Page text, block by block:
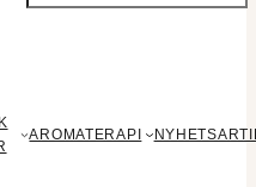
produkter
AROMATERAPI